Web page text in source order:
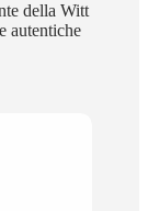
della Witt
autentiche